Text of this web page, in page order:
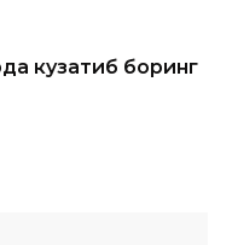
кузатиб боринг